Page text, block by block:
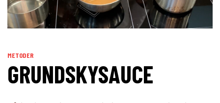
METODER
GRUNDSKYSAUCE